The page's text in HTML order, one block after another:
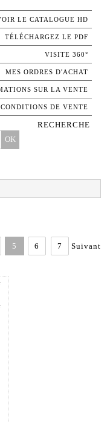
LE CATALOGUE HD
TÉLÉCHARGEZ LE PDF
VISITE 360°
MES ORDRES D'ACHAT
SUR LA VENTE
CONDITIONS DE VENTE
OK
RECHERCHE
5 6 7 Suivant